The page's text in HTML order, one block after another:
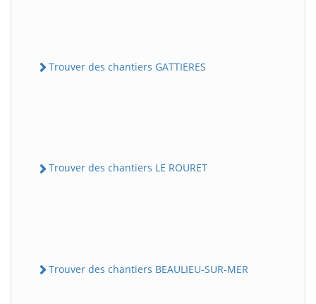
Trouver des chantiers GATTIERES
Trouver des chantiers LE ROURET
Trouver des chantiers BEAULIEU-SUR-MER